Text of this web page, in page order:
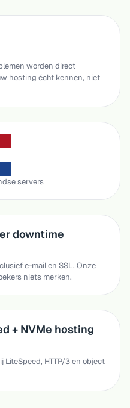
worden direct
hosting écht kennen, niet
servers
downtime
e-mail en SSL. Onze
niets merken.
+ NVMe hosting
LiteSpeed, HTTP/3 en object